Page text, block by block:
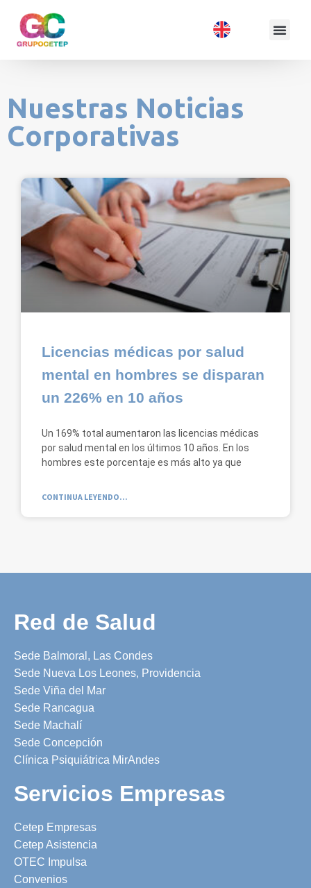
Nuestras Noticias
Corporativas
Licencias médicas por salud
mental en hombres se disparan
un 226% en 10 años
Un 169% total aumentaron las licencias médicas
por salud mental en los últimos 10 años. En los
hombres este porcentaje es más alto ya que
CONTINUA LEYENDO...
Red de Salud
Sede Balmoral, Las Condes
Sede Nueva Los Leones, Providencia
Sede Viña del Mar
Sede Rancagua
Sede Machalí
Sede Concepción
Clínica Psiquiátrica MirAndes
Servicios Empresas
Cetep Empresas
Cetep Asistencia
OTEC Impulsa
Convenios